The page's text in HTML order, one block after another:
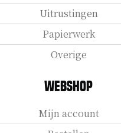
Uitrustingen
Papierwerk
Overige
Webshop
Mijn account